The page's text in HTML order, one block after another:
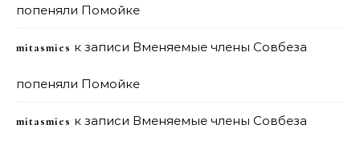
попеняли Помойке
mitasmies к записи Вменяемые члены Совбеза
попеняли Помойке
mitasmies к записи Вменяемые члены Совбеза